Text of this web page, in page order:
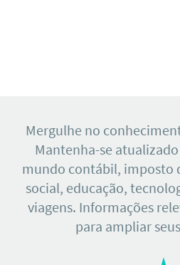
Mergulhe no
Mantenha-se
mundo contábil, imposto
social, educação,
viagens. Informações
para ampliar